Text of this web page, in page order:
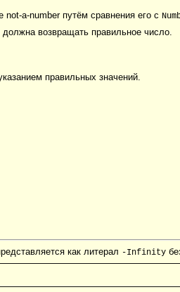
a-number путём сравнения его с
возвращать правильное число.
правильных значений.
как литерал -Infinity